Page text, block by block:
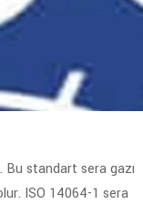
Bu standart sera gazı
ISO 14064-1 sera